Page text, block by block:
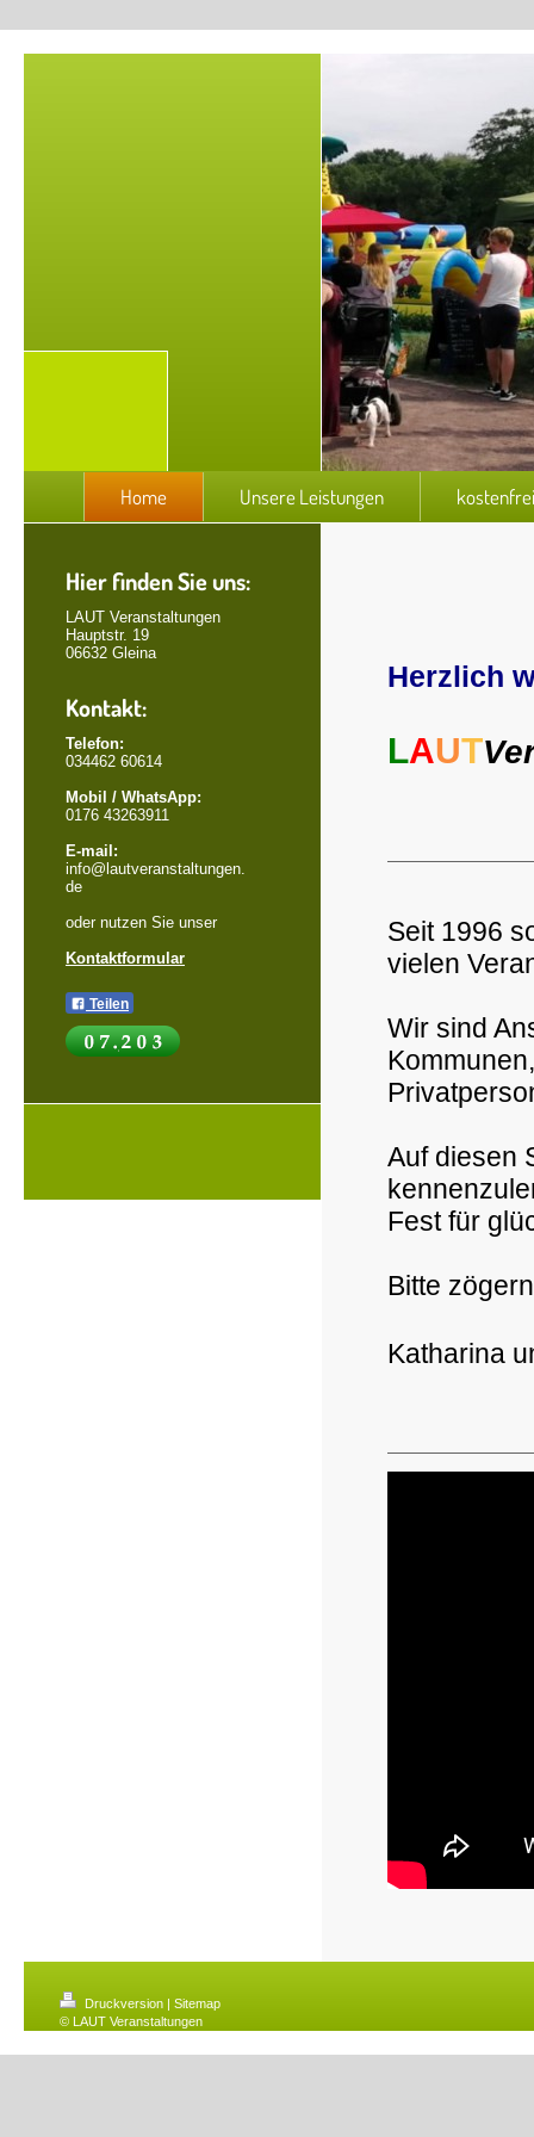
Home Unsere Leistungen
Hier finden Sie uns:
LAUT Veranstaltungen
Hauptstr. 19
06632 Gleina
Kontakt:
Telefon:
034462 60614
Mobil / WhatsApp:
0176 43263911
E-mail:
info@lautveranstaltungen.
de
oder nutzen Sie unser
Kontaktformular
Teilen
Herzlich
LAUT
Seit 1996
vielen
Wir sind
Auf diesen
Fest für
Bitte
Katharina
Druckversion | Sitemap
© LAUT Veranstaltungen